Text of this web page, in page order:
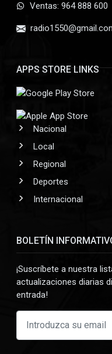
Ventas: 964 888 600
APPS STORE LINKS
Nacional
Local
Regional
Deportes
Internacional
BOLETÍN
¡Suscríbete a nuestra
actualizaciones diarias
entrada!